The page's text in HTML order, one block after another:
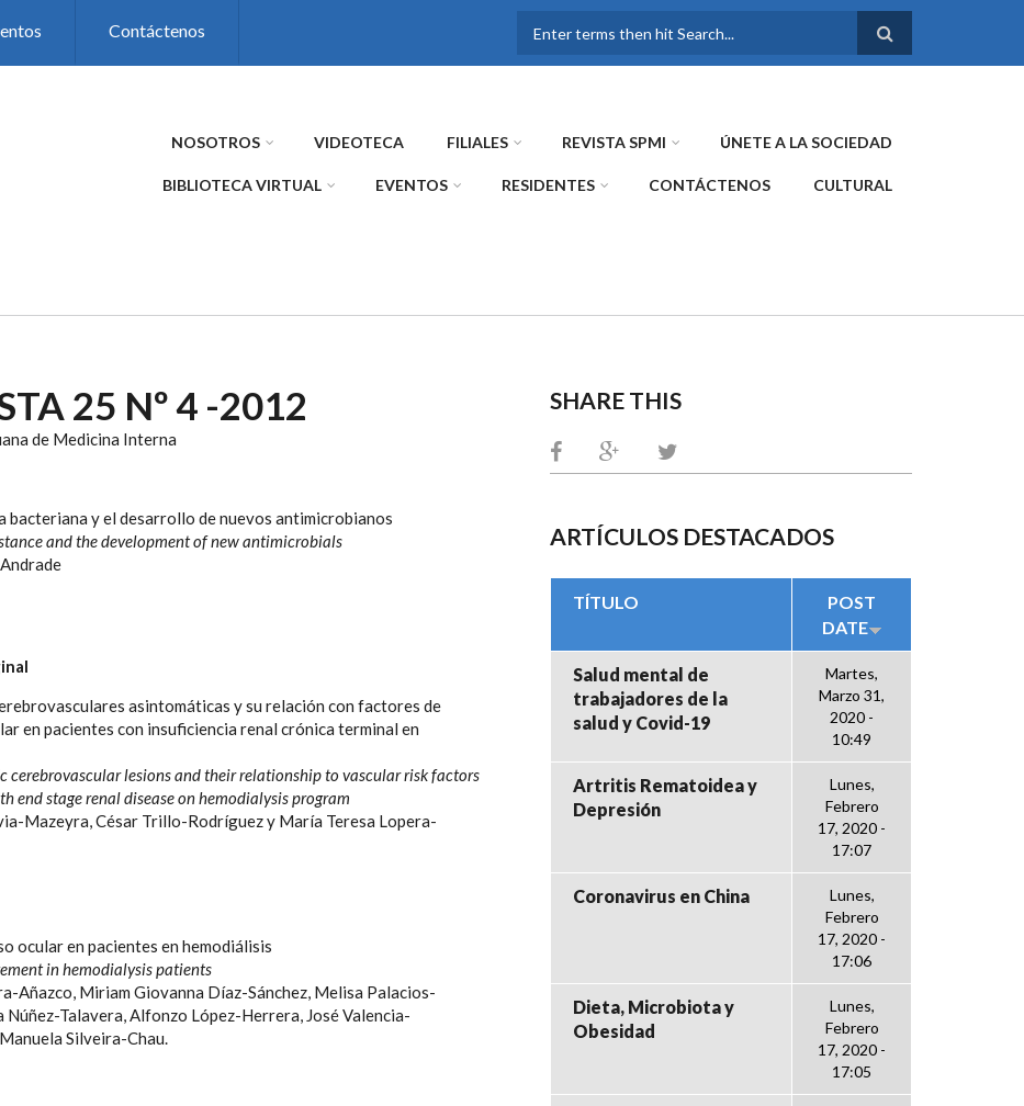
Contáctenos
FORMULARIO DE
NOSOTROS VIDEOTECA FILIALES REVISTA SPMI ÚNETE A LA SOCIEDAD
BIBLIOTECA VIRTUAL EVENTOS RESIDENTES CONTÁCTENOS CULTURAL
25 Nº 4 -2012
de Medicina Interna
bacteriana y el desarrollo de nuevos antimicrobianos
and the development of new antimicrobials
asintomáticas y su relación con factores de
en pacientes con insuficiencia renal crónica terminal en
cerebrovascular lesions and their relationship to vascular risk factors
end stage renal disease on hemodialysis program
Mazeyra, César Trillo-Rodríguez y María Teresa Lopera-
ocular en pacientes en hemodiálisis
in hemodialysis patients
Añazco, Miriam Giovanna Díaz-Sánchez, Melisa Palacios-
Núñez-Talavera, Alfonzo López-Herrera, José Valencia-
Silveira-Chau.
SHARE THIS
ARTÍCULOS DESTACADOS
TÍTULO
POST
DATE
Salud mental de
trabajadores de la
salud y Covid-19
Martes,
Marzo 31,
2020 -
10:49
Artritis Rematoidea y
Depresión
Lunes,
Febrero
17, 2020 -
17:07
Coronavirus en China
Lunes,
Febrero
17, 2020 -
17:06
Dieta, Microbiota y
Obesidad
Lunes,
Febrero
17, 2020 -
17:05